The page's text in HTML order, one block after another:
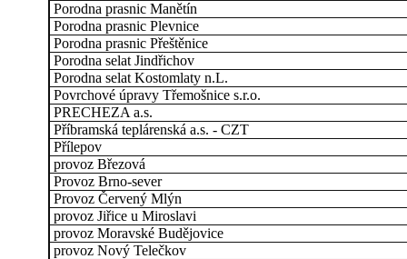
Porodna prasnic Manětín
Porodna prasnic Plevnice
Porodna prasnic Přeštěnice
Porodna selat Jindřichov
Porodna selat Kostomlaty n.L.
Povrchové úpravy Třemošnice s.r.o.
PRECHEZA a.s.
Příbramská teplárenská a.s. - CZT
Přílepov
provoz Březová
Provoz Brno-sever
Provoz Červený Mlýn
provoz Jiřice u Miroslavi
provoz Moravské Budějovice
provoz Nový Telečkov